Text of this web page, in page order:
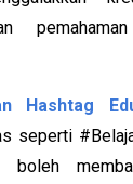
Hashtag
seperti
boleh